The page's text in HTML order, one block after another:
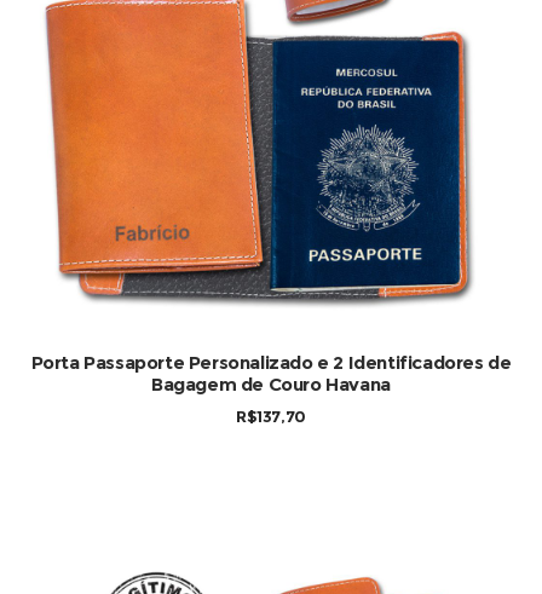
Porta Passaporte Personalizado e 2 Identificadores de
Bagagem de Couro Havana
R$137,70